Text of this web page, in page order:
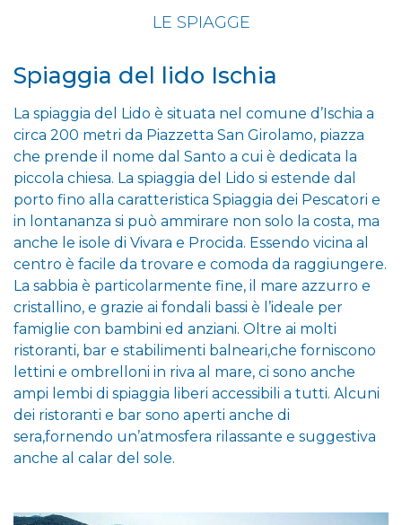
LE SPIAGGE
Spiaggia del lido Ischia
La spiaggia del Lido è situata nel comune d’Ischia a
circa 200 metri da Piazzetta San Girolamo, piazza
che prende il nome dal Santo a cui è dedicata la
piccola chiesa. La spiaggia del Lido si estende dal
porto fino alla caratteristica Spiaggia dei Pescatori e
in lontananza si può ammirare non solo la costa, ma
anche le isole di Vivara e Procida. Essendo vicina al
centro è facile da trovare e comoda da raggiungere.
La sabbia è particolarmente fine, il mare azzurro e
cristallino, e grazie ai fondali bassi è l’ideale per
famiglie con bambini ed anziani. Oltre ai molti
ristoranti, bar e stabilimenti balneari,che forniscono
lettini e ombrelloni in riva al mare, ci sono anche
ampi lembi di spiaggia liberi accessibili a tutti. Alcuni
dei ristoranti e bar sono aperti anche di
sera,fornendo un’atmosfera rilassante e suggestiva
anche al calar del sole.